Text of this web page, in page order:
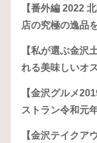
【番外編 2022
店の究極の逸品
【私が選ぶ金沢
れる美味しいオ
【金沢グルメ
ストラン令和元
【金沢テイクア